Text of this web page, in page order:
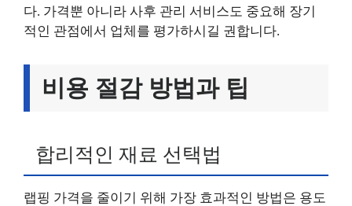
다. 가격뿐 아니라 사후 관리 서비스도 중요해 장기
적인 관점에서 업체를 평가하시길 권합니다.
비용 절감 방법과 팁
합리적인 재료 선택법
랩핑 가격을 줄이기 위해 가장 효과적인 방법은 용도